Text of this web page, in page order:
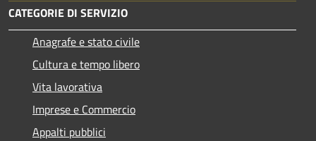
CATEGORIE DI SERVIZIO
Anagrafe e stato civile
Cultura e tempo libero
Vita lavorativa
Imprese e Commercio
Appalti pubblici